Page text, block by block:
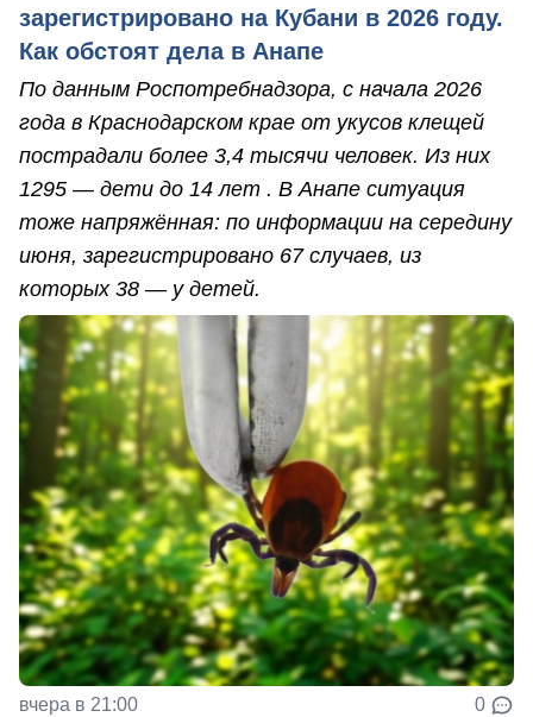
зарегистрировано на Кубани в 2026 году.
Как обстоят дела в Анапе
По данным Роспотребнадзора, с начала 2026
года в Краснодарском крае от укусов клещей
пострадали более 3,4 тысячи человек. Из них
1295 — дети до 14 лет . В Анапе ситуация
тоже напряжённая: по информации на середину
июня, зарегистрировано 67 случаев, из
которых 38 — у детей.
вчера в 21:00 0